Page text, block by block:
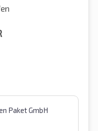
Paket GmbH